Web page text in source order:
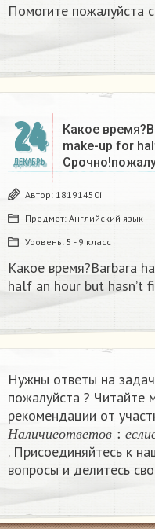
Помогите пожалуйста
24
ДЕКАБРЬ
Какое
make-up for
Автор: 18191450i
Предмет: Английский язык
Уровень: 5 - 9 класс
Какое время?Barbara
half an hour but hasn’t
Нужны ответы на
пожалуйста ? Читайте
рекомендации от
Н ал и ч и е о т в е т о в е сл и
Наличиеотв етов:ес
—′поканет′
. Присоединяйтесь к
вопросы и делитесь